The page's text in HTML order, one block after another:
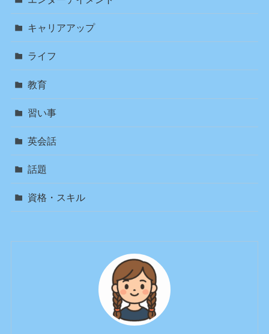
キャリアアップ
ライフ
教育
習い事
英会話
話題
資格・スキル